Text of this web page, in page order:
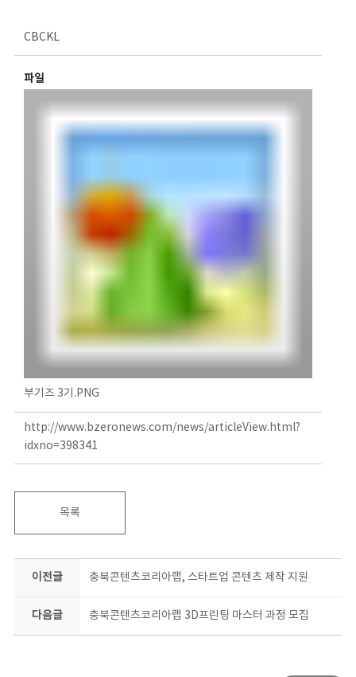
CBCKL
파일
부기즈 3기.PNG
http://www.bzeronews.com/news/articleView.html?
idxno=398341
목록
이전글 충북콘텐츠코리아랩, 스타트업 콘텐츠 제작 지원
다음글 충북콘텐츠코리아랩 3D프린팅 마스터 과정 모집